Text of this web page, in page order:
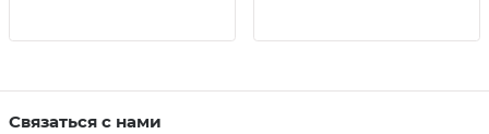
Связаться с нами